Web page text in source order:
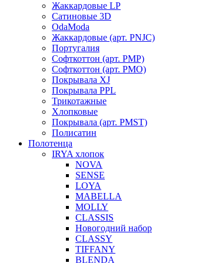
Жаккардовые LP
Сатиновые 3D
OdaModa
Жаккардовые (арт. PNJC)
Португалия
Софткоттон (арт. PMP)
Софткоттон (арт. PMO)
Покрывала XJ
Покрывала PPL
Трикотажные
Хлопковые
Покрывала (арт. PMST)
Полисатин
Полотенца
IRYA хлопок
NOVA
SENSE
LOYA
MABELLA
MOLLY
CLASSIS
Новогодний набор
CLASSY
TIFFANY
BLENDA